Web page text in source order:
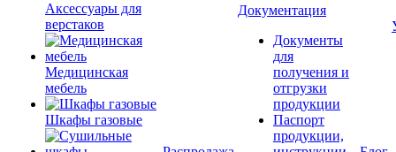
Аксессуары для
верстаков
Медицинская
мебель
Шкафы газовые
Документация
Документы
для
получения и
отгрузки
продукции
Паспорт
продукции,